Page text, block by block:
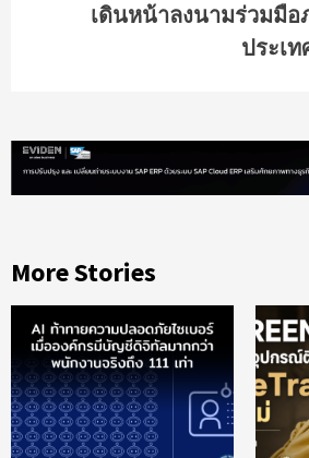
เดินหน้าลงนามร่วมมือ
ประเ
More Stories